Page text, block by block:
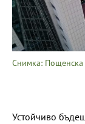
Снимка: Пощенска
Устойчиво